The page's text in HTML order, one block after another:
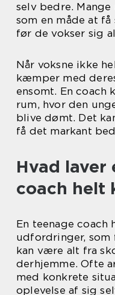
selv bedre.
som en måde at
før de vokser sig
Når voksne ikke
kæmper med
ensomt. En coach
rum, hvor den
blive dømt. Det
få det markant
Hvad laver
coach helt
En teenage
udfordringer, som
kan være alt fra
derhjemme. Ofte
med konkrete
oplevelse af sig